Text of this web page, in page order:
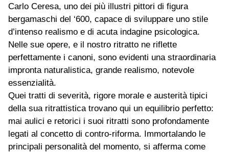
Carlo Ceresa, uno dei più illustri pittori di figura
bergamaschi del ‘600, capace di sviluppare uno stile
d’intenso realismo e di acuta indagine psicologica.
Nelle sue opere, e il nostro ritratto ne riflette
perfettamente i canoni, sono evidenti una straordinaria
impronta naturalistica, grande realismo, notevole
essenzialità.
Quei tratti di severità, rigore morale e austerità tipici
della sua ritrattistica trovano qui un equilibrio perfetto:
mai aulici e retorici i suoi ritratti sono profondamente
legati al concetto di contro-riforma. Immortalando le
principali personalità del momento, si afferma come